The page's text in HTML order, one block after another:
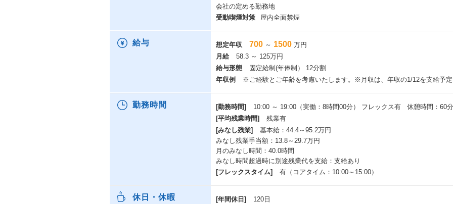
会社の定める勤務地
受動喫煙対策
屋内全面禁煙
給与 想定年収 700 ～ 1500 万円
月給
58.3 ～ 125万円
給与形態
固定給制(年俸制） 12分割
年収例
※ご経験とご年齢を考慮いたします。※月収は、年収の1/12を支給予
勤務時間 [勤務時間]
10:00 ～ 19:00（実働：8時間00分） フレックス有 休憩時間：60分
[平均残業時間]
残業有
[みなし残業]
基本給：44.4～95.2万円
みなし残業手当額：13.8～29.7万円
月のみなし時間：40.0時間
みなし時間超過時に別途残業代を支給：支給あり
[フレックスタイム]
有（コアタイム：10:00～15:00）
休日・休暇 [年間休日]
120日